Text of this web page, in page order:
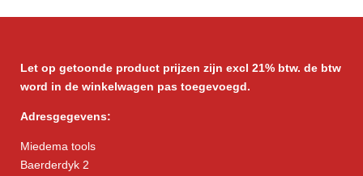
Let op getoonde product prijzen zijn excl 21% btw. de btw
word in de winkelwagen pas toegevoegd.
Adresgegevens:
Miedema tools
Baerderdyk 2